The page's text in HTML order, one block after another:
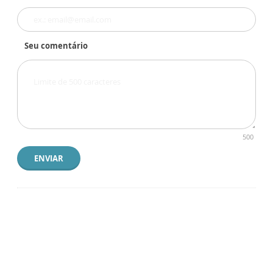
Seu comentário
500
ENVIAR